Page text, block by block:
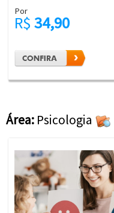
Por
R$ 34,90
Área: Psicologia